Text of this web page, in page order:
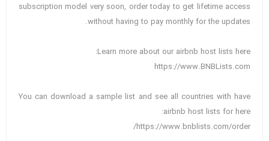
subscription model very soon, order today to get lifetime access
without having to pay monthly for the updates.
Learn more about our airbnb host lists here:
https://www.BNBLists.com
You can download a sample list and see all countries with have
airbnb host lists for here:
https://www.bnblists.com/order/